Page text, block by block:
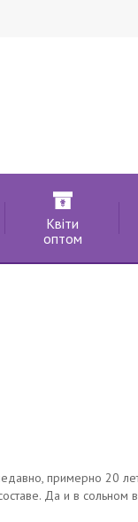
Квіти
оптом
примерно 20
Да и в сольном